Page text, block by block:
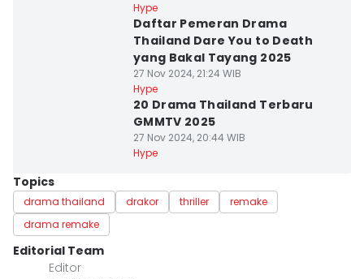
Hype
Daftar Pemeran Drama
Thailand Dare You to Death
yang Bakal Tayang 2025
27 Nov 2024, 21:24 WIB
Hype
20 Drama Thailand Terbaru
GMMTV 2025
27 Nov 2024, 20:44 WIB
Hype
Topics
drama thailand drakor thriller
remake
drama remake
Editorial Team
Editor